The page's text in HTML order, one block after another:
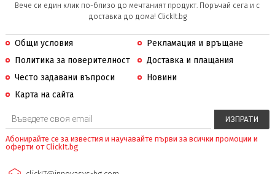
Вече си един клик по-близо до мечтаният продукт. Поръчай сега и с
доставка до дома! ClickIt.bg
Общи условия
Рекламация и връщане
Политика за поверителност
Доставка и плащания
Често задавани въпроси
Новини
Карта на сайта
Абонирайте се за известия и научавайте първи за всички промоции и
оферти от ClickIt.bg